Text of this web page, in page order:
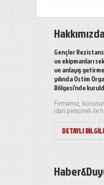
Gençler Rezistans
ve ekipmanları
ve anlayış
yılında Ostim
Bölgesi'nde
Firmamız,
idari personeli ile
DETAYLI